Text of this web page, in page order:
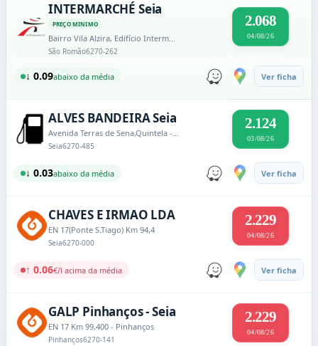
INTERMARCHÉ Seia
PREÇO MINIMO
Bairro Vila Alzira, Edifício Intermarché
São Romão6270-262
2.068
04/08/26
↓ 0.09abaixo da média Ver ficha
ALVES BANDEIRA Seia
Avenida Terras de Sena,Quintela - Zona Industrial Bairro Santa Cruz
Seia6270-485
2.124
03/08/26
↓ 0.03abaixo da média Ver ficha
CHAVES E IRMAO LDA
EN 17(Ponte S.Tiago) Km 94,4
Seia6270-000
2.229
04/08/26
↑ 0.06€/l acima da média Ver ficha
GALP Pinhanços - Seia
EN 17 Km 99,400 - Pinhanços
Pinhanços6270-141
2.229
04/08/26